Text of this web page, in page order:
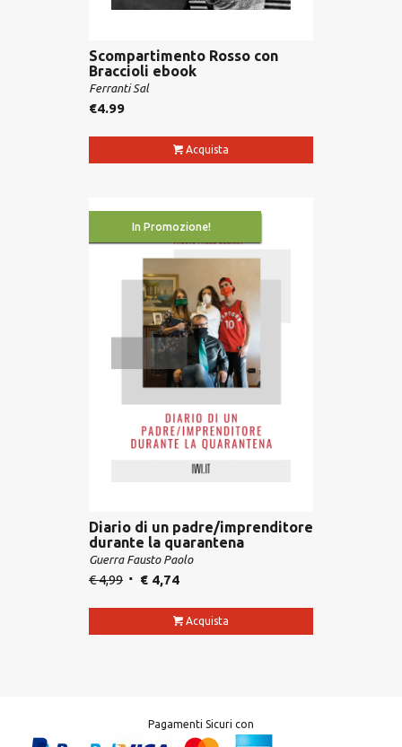
Scompartimento Rosso con
Braccioli ebook
Ferranti Sal
€4.99
Acquista
In Promozione!
Diario di un padre/imprenditore
durante la quarantena
Guerra Fausto Paolo
€4,99 €4,74
Acquista
Pagamenti Sicuri con